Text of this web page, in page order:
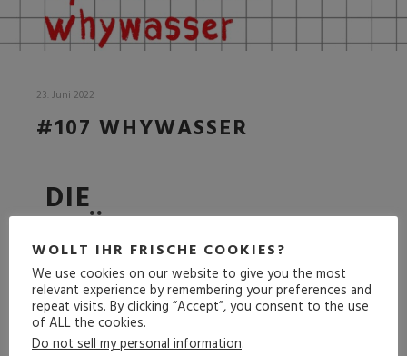
23. Juni 2022
#107 WHYWASSER
DIE
GRÖSSENWAHNSINNIGE F
OLGE
(mehr …)
WOLLT IHR FRISCHE COOKIES?
We use cookies on our website to give you the most
relevant experience by remembering your preferences and
repeat visits. By clicking “Accept”, you consent to the use
of ALL the cookies.
Do not sell my personal information.